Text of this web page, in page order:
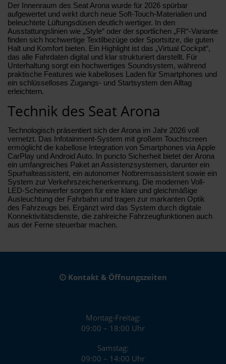
Der Innenraum des Seat Arona wurde für 2026 spürbar
aufgewertet und wirkt durch neue Soft-Touch-Materialien und
beleuchtete Lüftungsdüsen deutlich wertiger. In den
Ausstattungslinien wie „Style“ oder der sportlichen „FR“-Variante
finden sich hochwertige Textilbezüge oder Sportsitze, die guten
Halt und Komfort bieten. Ein Highlight ist das „Virtual Cockpit“,
das alle Fahrdaten digital und klar strukturiert darstellt. Für
Unterhaltung sorgt ein hochwertiges Soundsystem, während
praktische Features wie kabelloses Laden für Smartphones und
ein schlüsselloses Zugangs- und Startsystem den Alltag
erleichtern.
Technik des Seat Arona
Technologisch präsentiert sich der Arona im Jahr 2026 voll
vernetzt. Das Infotainment-System mit großem Touchscreen
ermöglicht die kabellose Integration von Smartphones via Apple
CarPlay und Android Auto. In puncto Sicherheit bietet der Arona
ein umfangreiches Paket an Assistenzsystemen, darunter ein
Spurhalteassistent, ein autonomer Notbremsassistent sowie ein
System zur Verkehrszeichenerkennung. Die modernen Voll-
LED-Scheinwerfer sorgen für eine klare und gleichmäßige
Ausleuchtung der Fahrbahn und tragen zur markanten Optik
des Fahrzeugs bei. Ergänzt wird das System durch digitale
Konnektivitätsdienste, die zahlreiche Fahrzeugfunktionen auch
aus der Ferne steuerbar machen.
Kontakt & Öffnungszeiten
Montag-Freitag:
09:00 – 18:00 Uhr
Samstag:
09:00 – 14:00 Uhr